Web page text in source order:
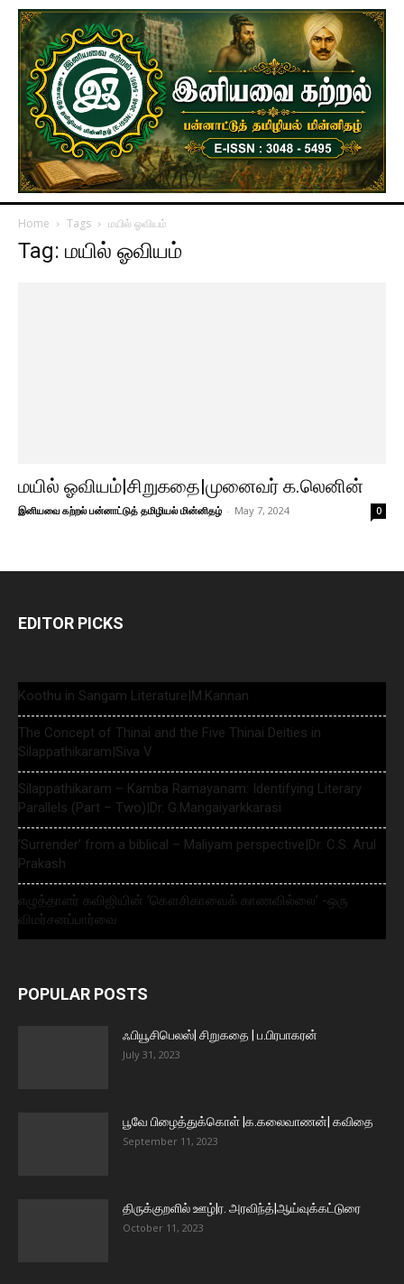
Home Tags மயில் ஓவியம்
Tag: மயில் ஓவியம்
மயில் ஓவியம்|சிறுகதை|முனைவர் க.லெனின்
இனியவை கற்றல் பன்னாட்டுத் தமிழியல் மின்னிதழ் - May 7, 2024 0
EDITOR PICKS
Koothu in Sangam Literature|M.Kannan
The Concept of Thinai and the Five Thinai Deities in
Silappathikaram|Siva V
Silappathikaram – Kamba Ramayanam: Identifying Literary
Parallels (Part – Two)|Dr. G.Mangaiyarkkarasi
‘Surrender’ from a biblical – Maliyam perspective|Dr. C.S. Arul
Prakash
எழுத்தாளர் கவிஜியின் ‘கௌசிகாவைக் காணவில்லை’ -ஒரு
விமர்சனப்பார்வை
POPULAR POSTS
ஃபியூசிபெலஸ்| சிறுகதை | ப.பிரபாகரன்
July 31, 2023
பூவே பிழைத்துக்கொள் |க.கலைவாணன்| கவிதை
September 11, 2023
திருக்குறளில் ஊழ்|ர. அரவிந்த்|ஆய்வுக்கட்டுரை
October 11, 2023